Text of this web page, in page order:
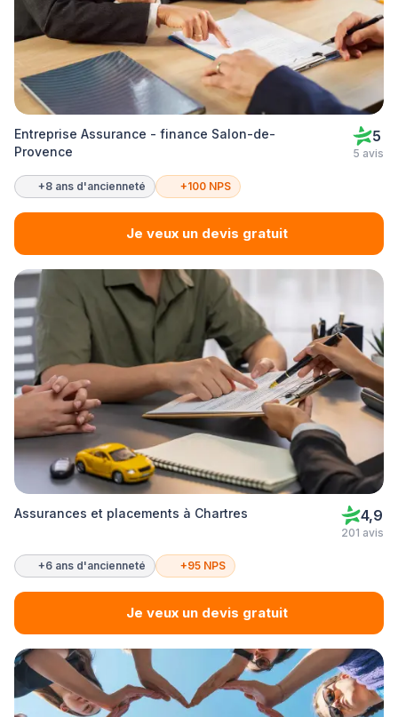
Entreprise Assurance - finance Salon-de-
Provence
5
5 avis
+8 ans d'ancienneté +100 NPS
Je veux un devis gratuit
Assurances et placements à Chartres 4,9
201 avis
+6 ans d'ancienneté +95 NPS
Je veux un devis gratuit